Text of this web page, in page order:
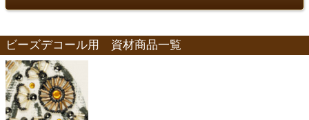
ビーズデコール用 資材商品一覧